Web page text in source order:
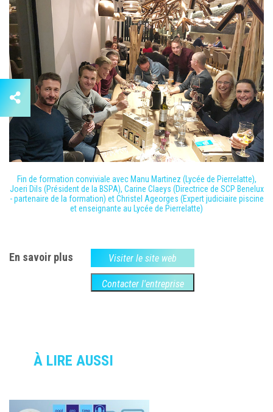
Fin de formation conviviale avec Manu Martinez (Lycée de Pierrelatte),
Joeri Dils (Président de la BSPA), Carine Claeys (Directrice de SCP Benelux
- partenaire de la formation) et Christel Ageorges (Expert judiciaire piscine
et enseignante au Lycée de Pierrelatte)
En savoir plus Visiter le site web
Contacter l'entreprise
À LIRE AUSSI